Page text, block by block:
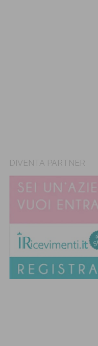
DIVENTA PARTNER